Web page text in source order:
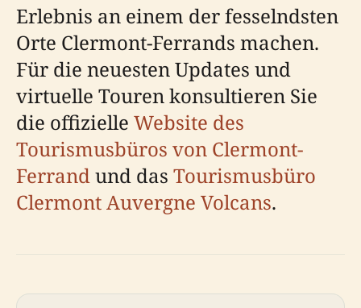
Erlebnis an einem der fesselndsten
Orte Clermont-Ferrands machen.
Für die neuesten Updates und
virtuelle Touren konsultieren Sie
die offizielle Website des
Tourismusbüros von Clermont-
Ferrandund das Tourismusbüro
Clermont Auvergne Volcans.